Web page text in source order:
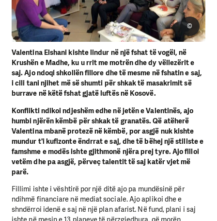
Valentina Elshani kishte lindur në një fshat të vogël, në
Krushën e Madhe, ku u rrit me motrën dhe dy vëllezërit e
saj. Ajo ndoqi shkollën fillore dhe të mesme në fshatin e saj,
i cili tani njihet më së shumti për shkak të masakrimit së
burrave në këtë fshat gjatë luftës në Kosovë.
Konflikti ndikoi ndjeshëm edhe në jetën e Valentinës, ajo
humbi njërën këmbë për shkak të granatës. Që atëherë
Valentina mbanë protezë në këmbë, por asgjë nuk kishte
mundur t'i kufizonte ëndrrat e saj, dhe të bëhej një stiliste e
famshme e modës ishte gjithmonë njëra prej tyre. Ajo filloi
vetëm dhe pa asgjë, përveç talentit të saj katër vjet më
parë.
©
Fillimi ishte i vështirë por një ditë ajo pa mundësinë për
ndihmë financiare në mediat sociale. Ajo aplikoi dhe e
shndërroi idenë e saj në një plan afarist. Në fund, plani i saj